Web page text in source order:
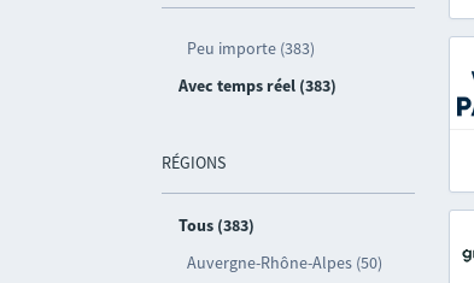
Peu importe (383)
Avec temps réel (383)
RÉGIONS
Tous (383)
Auvergne-Rhône-Alpes (50)